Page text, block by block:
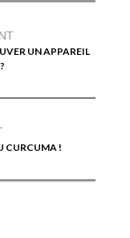
UN APPAREIL
CURCUMA !